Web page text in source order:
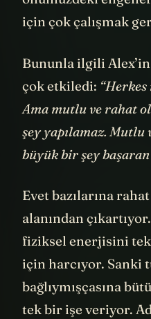
için çok çalışmak
Bununla ilgili
çok etkiledi:
Ama mutlu ve rahat
şey yapılamaz.
büyük bir şey
Evet bazılarına
alanından
fiziksel enerjisini
için harcıyor. Sanki
bağlıymışçasına
tek bir işe veriyor.